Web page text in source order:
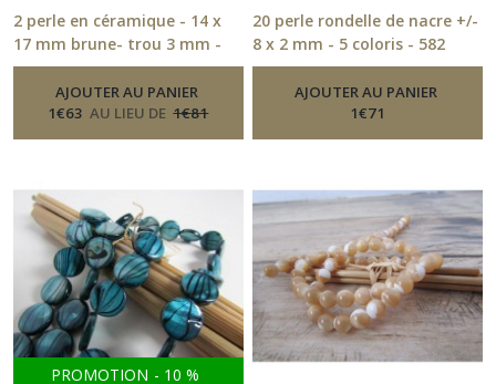
2 perle en céramique - 14 x
17 mm brune- trou 3 mm -
516.7-Perle Ceramique, Nacre
AJOUTER AU PANIER
1€63 AU LIEU DE 1€81
20 perle rondelle de nacre +/-
8 x 2 mm - 5 coloris - 582
-Perle Ceramique, Nacre
AJOUTER AU PANIER
1€71
PROMOTION - 10 %
Sequin
(10)
résultats